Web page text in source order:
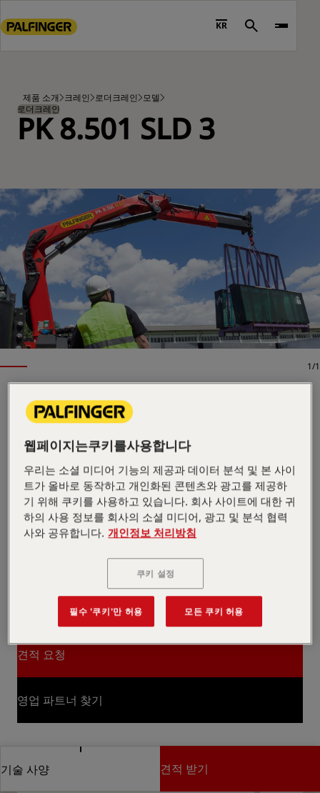
to
footer
content
KR Search
제품 소개 크레인 로더크레인 모델
로더크레인
PK 8.501 SLD 3
1/1
로더크레인
주요 사양
최대 인양 모멘트
최대 인양 능력 5,700 kg
최대 유압 작업 반경 11.8 m
모든 사양 보기
SLD 제품군은 신뢰할 수 있는 기술과 내구성 있는 설계를
결합하여 가치 중심의 견고한 성능을 제공합니다. PK
8.501 SLD 3는 최적화된 마운팅과 경량 설계를 통해 실내
외에서 안정적인 정밀성을 제공합니다. 싱글 링크 시스템
이 섬세한 조작을 가능하게 해 천장이 낮은 환경에서도 붐
을 정확하게 움직일 수 있습니다.
도면 열기
견적 요청
견적 요청
영업 파트너 찾기
영업 파트너 찾기
기술 사양
견적 받기
웹페이지는쿠키를사용합니다
우리는 소셜 미디어 기능의 제공과 데이터 분석 및 본 사이
트가 올바로 동작하고 개인화된 콘텐츠와 광고를 제공하
기 위해 쿠키를 사용하고 있습니다. 회사 사이트에 대한 귀
하의 사용 정보를 회사의 소셜 미디어, 광고 및 분석 협력
사와 공유합니다. 개인정보 처리방침
쿠키 설정
필수 '쿠키'만 허용 모든 쿠키 허용